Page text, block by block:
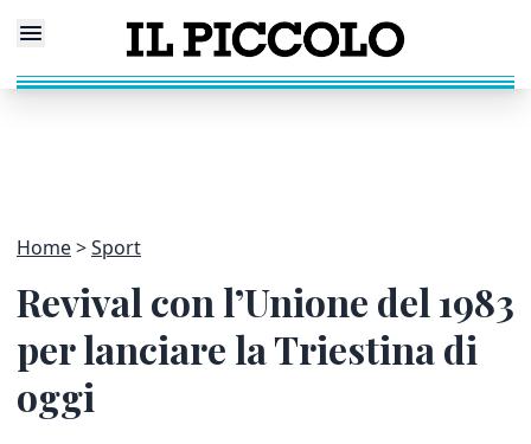
Home Sport
Revival con l’Unione del 1983
per lanciare la Triestina di
oggi